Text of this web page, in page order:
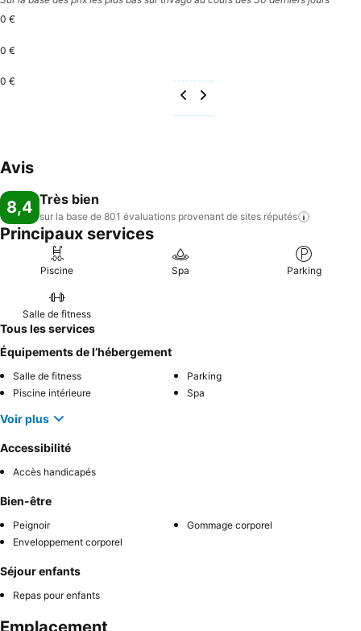
0 €
0 €
0 €
Avis
8,4 Très bien
sur la base de 801 évaluations provenant de sites réputés
Principaux services
Piscine Spa Parking
Salle de fitness
Tous les services
Équipements de l’hébergement
Salle de fitness
Parking
Piscine intérieure
Spa
Voir plus
Accessibilité
Accès handicapés
Bien-être
Peignoir
Gommage corporel
Enveloppement corporel
Séjour enfants
Repas pour enfants
Emplacement